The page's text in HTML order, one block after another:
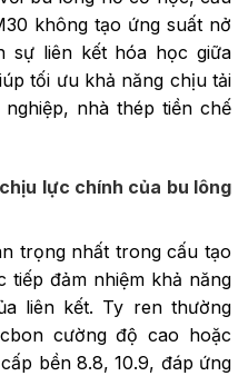
không tạo ứng suất nở
sự liên kết hóa học giữa
tối ưu khả năng chịu tải
nhà thép tiền chế
lực chính của bu lông
trọng nhất trong cấu tạo
đảm nhiệm khả năng
liên kết. Ty ren thường
cường độ cao hoặc
bền 8.8, 10.9, đáp ứng